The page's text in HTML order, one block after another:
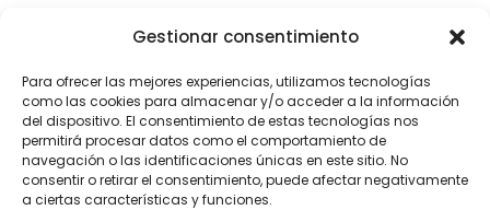
Gestionar consentimiento
Para ofrecer las mejores experiencias, utilizamos tecnologías
como las cookies para almacenar y/o acceder a la información
del dispositivo. El consentimiento de estas tecnologías nos
permitirá procesar datos como el comportamiento de
navegación o las identificaciones únicas en este sitio. No
consentir o retirar el consentimiento, puede afectar negativamente
a ciertas características y funciones.